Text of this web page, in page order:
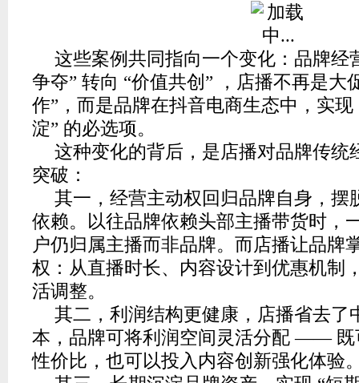
这些案例共同指向一个变化：品牌经
争夺” 转向 “价值共创” ，店播不再是大
作”，而是品牌在抖音电商生态中，实
淀” 的必选项。
这种变化的背后，是店播对品牌传统
突破：
其一，经营主动权回归品牌自身，摆
依赖。以往品牌依赖头部主播带货时，
户仍归属主播而非品牌。而店播让品牌
权：从直播时长、内容设计到优惠机制
活调整。
其二，利润结构更健康，店播省去了
本，品牌可将利润空间灵活分配 —— 既
性价比，也可以投入内容创新强化体验